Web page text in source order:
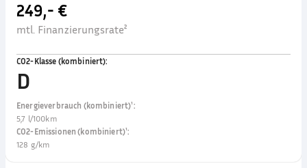
249,- €
mtl. Finanzierungsrate²
CO2-Klasse (kombiniert):
D
Energieverbrauch (kombiniert)¹:
5,7 l/100km
CO2-Emissionen (kombiniert)¹:
128 g/km